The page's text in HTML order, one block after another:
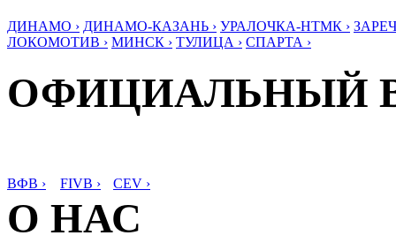
ДИНАМО › ДИНАМО-КАЗАНЬ › УРАЛОЧКА-НТМК ›
ЛОКОМОТИВ › МИНСК › ТУЛИЦА › СПАРТА ›
ОФИЦИАЛЬНЫЙ
ВФВ › FIVB › CEV ›
О НАС